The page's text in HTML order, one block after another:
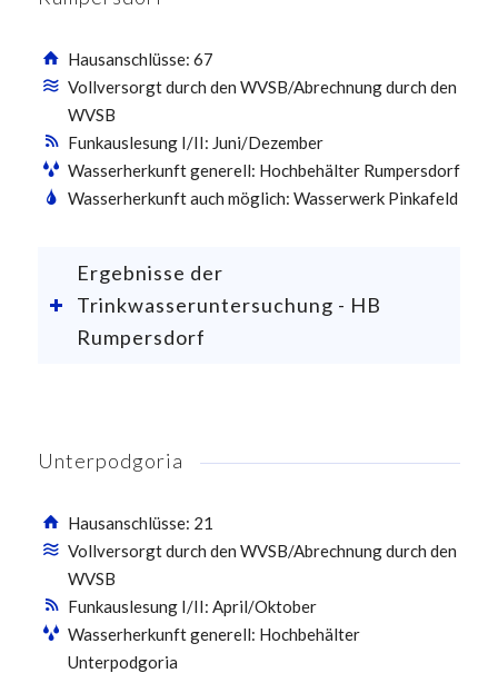
Hausanschlüsse: 67
Vollversorgt durch den WVSB/Abrechnung durch den
WVSB
Funkauslesung I/II: Juni/Dezember
Wasserherkunft generell: Hochbehälter Rumpersdorf
Wasserherkunft auch möglich: Wasserwerk Pinkafeld
Ergebnisse der
Trinkwasseruntersuchung - HB
Rumpersdorf
Unterpodgoria
Hausanschlüsse: 21
Vollversorgt durch den WVSB/Abrechnung durch den
WVSB
Funkauslesung I/II: April/Oktober
Wasserherkunft generell: Hochbehälter
Unterpodgoria